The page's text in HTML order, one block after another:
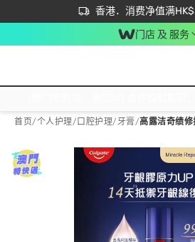
香港．消费净值满
立即成为易赏钱会员
首次APP下单买满$450 输入
门店 及 服务
首页/个人护理/ 口腔护理/牙膏/高露洁奇绩